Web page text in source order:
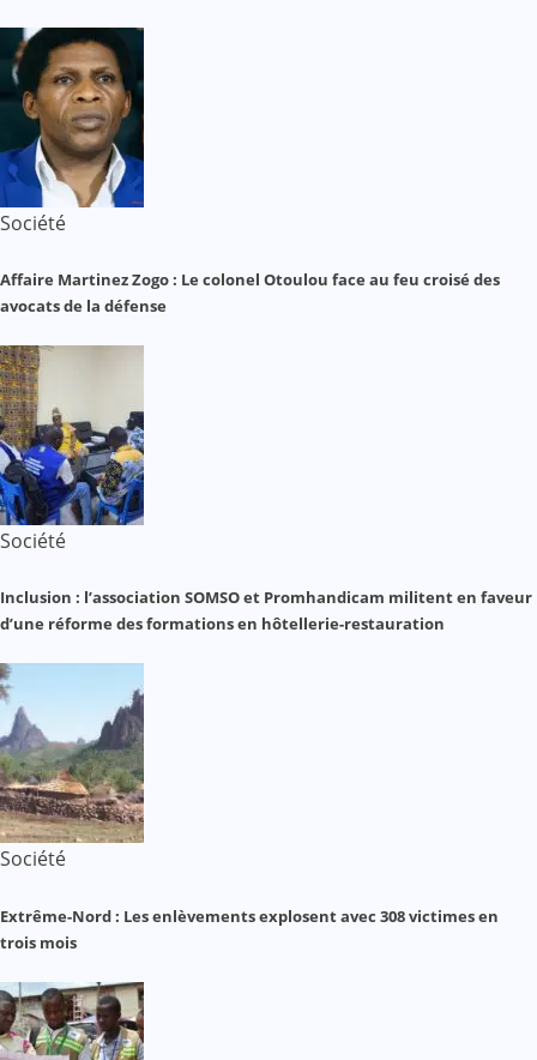
Société
Affaire Martinez Zogo : Le colonel Otoulou face au feu croisé des
avocats de la défense
Société
Inclusion : l’association SOMSO et Promhandicam militent en faveur
d’une réforme des formations en hôtellerie-restauration
Société
Extrême-Nord : Les enlèvements explosent avec 308 victimes en
trois mois